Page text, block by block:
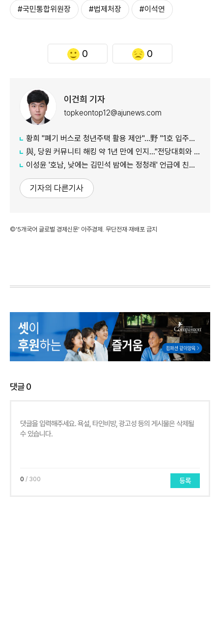
#국민통합위원장 #법제처장 #이석연
0 0
이건희 기자
topkeontop12@ajunews.com
황희 "폐기 버스로 청년주택 활용 제안"…野 "1호 입주하라"
與, 당원 커뮤니티 해킹 약 1년 만에 인지…"전당대회와 무관"
이성윤 '호남, 낮에는 김민석 밤에는 정청래' 언급에 친명계 반발…"한심한 수준"
기자의 다른기사
©'5개국어 글로벌 경제신문' 아주경제. 무단전재·재배포 금지
댓글0
0 / 300 등록